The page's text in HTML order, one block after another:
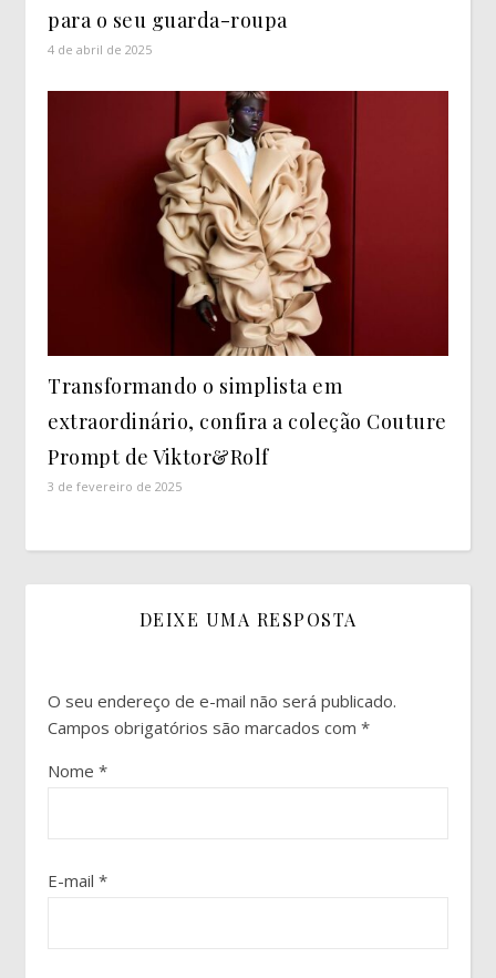
para o seu guarda-roupa
4 de abril de 2025
Transformando o simplista em
extraordinário, confira a coleção Couture
Prompt de Viktor&Rolf
3 de fevereiro de 2025
DEIXE UMA RESPOSTA
O seu endereço de e-mail não será publicado.
Campos obrigatórios são marcados com *
Nome *
E-mail *